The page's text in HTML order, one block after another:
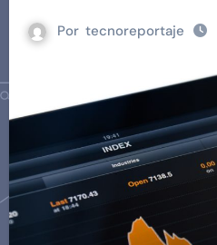
Por tecnoreportaje